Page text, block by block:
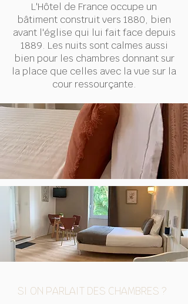
L'Hôtel de France occupe un
bâtiment construit vers 1880, bien
avant l'église qui lui fait face depuis
1889. Les nuits sont calmes aussi
bien pour les chambres donnant sur
la place que celles avec la vue sur la
cour ressourçante.
SI ON PARLAIT DES CHAMBRES ?